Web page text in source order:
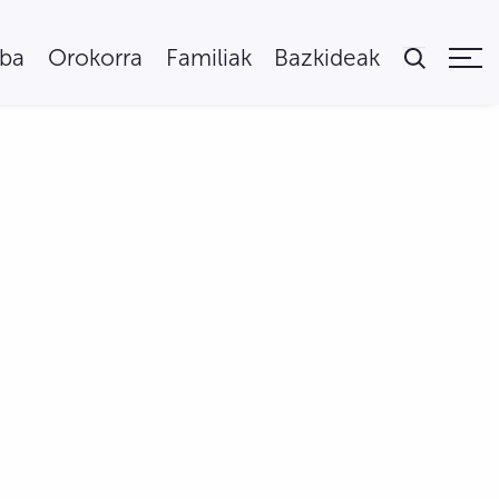
Orokorra Familiak Bazkideak